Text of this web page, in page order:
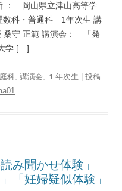
： 岡山県立津山高等学
科・普通科 1年次生 講
守 正範 講演会： 「発
学 […]
科, 講演会, １年次生 | 投稿
み聞かせ体験」
「妊婦疑似体験」